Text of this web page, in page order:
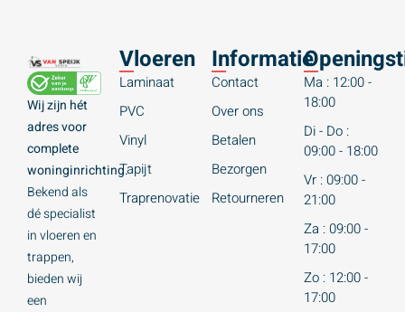
Wij zijn hét
adres voor
complete
woninginrichting.
Bekend als
dé specialist
in vloeren en
trappen,
bieden wij
een
Vloeren
Laminaat
PVC
Vinyl
Tapijt
Traprenovatie
Informatie
Contact
Over ons
Betalen
Bezorgen
Retourneren
Ma : 12:00 -
18:00
Di - Do :
09:00 - 18:00
Vr : 09:00 -
21:00
Za : 09:00 -
17:00
Zo : 12:00 -
17:00